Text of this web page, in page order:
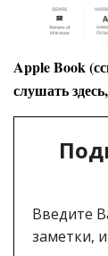
Apple Book
слушать здесь,